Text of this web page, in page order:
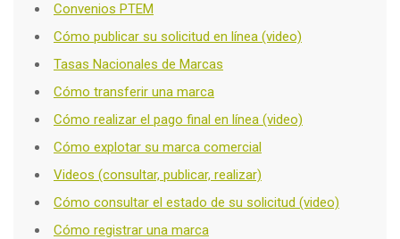
Convenios PTEM
Cómo publicar su solicitud en línea (video)
Tasas Nacionales de Marcas
Cómo transferir una marca
Cómo realizar el pago final en línea (video)
Cómo explotar su marca comercial
Videos (consultar, publicar, realizar)
Cómo consultar el estado de su solicitud (video)
Cómo registrar una marca